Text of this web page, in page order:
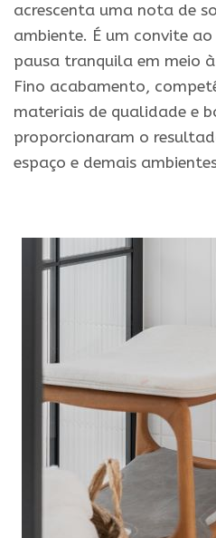
acrescenta uma nota de
ambiente. É um convite
pausa tranquila em meio
Fino acabamento,
materiais de qualidade e
proporcionaram o
espaço e demais